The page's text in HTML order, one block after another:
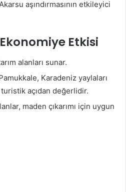
aşındırmasının etkileyici
Etkisi
alanları sunar.
Karadeniz yaylaları
açıdan değerlidir.
maden çıkarımı için uygun